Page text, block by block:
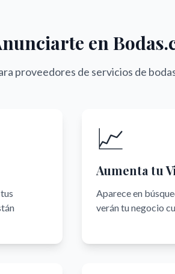
en
proveedores de servicios de
📈
Aumenta tu
Aparece en
verán tu negocio